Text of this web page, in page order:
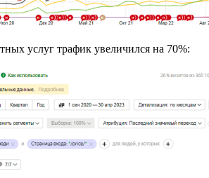
услуг трафик увеличился на 70%: